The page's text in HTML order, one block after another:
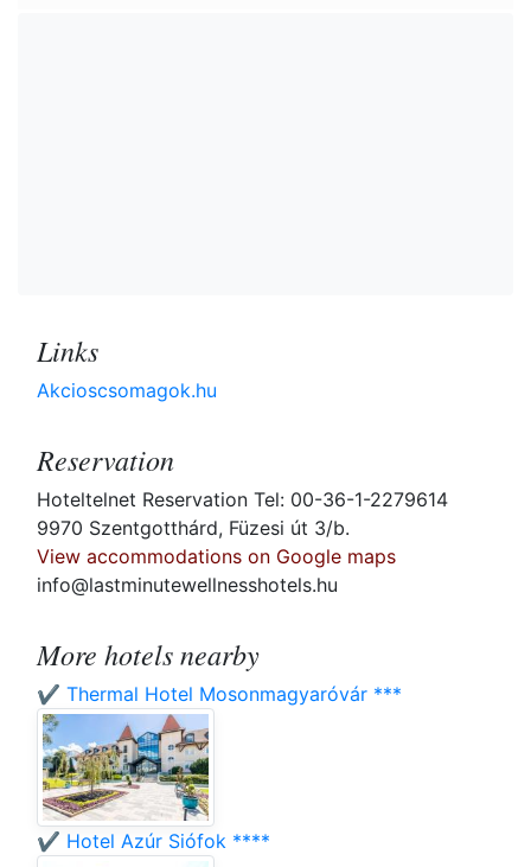
Links
Akcioscsomagok.hu
Reservation
Hoteltelnet Reservation Tel: 00-36-1-2279614
9970 Szentgotthárd, Füzesi út 3/b.
View accommodations on Google maps
info@lastminutewellnesshotels.hu
More hotels nearby
✔️ Thermal Hotel Mosonmagyaróvár ***
✔️ Hotel Azúr Siófok ****